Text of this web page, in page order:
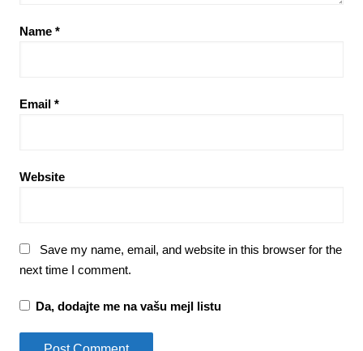
Name *
Email *
Website
Save my name, email, and website in this browser for the
next time I comment.
Da, dodajte me na vašu mejl listu